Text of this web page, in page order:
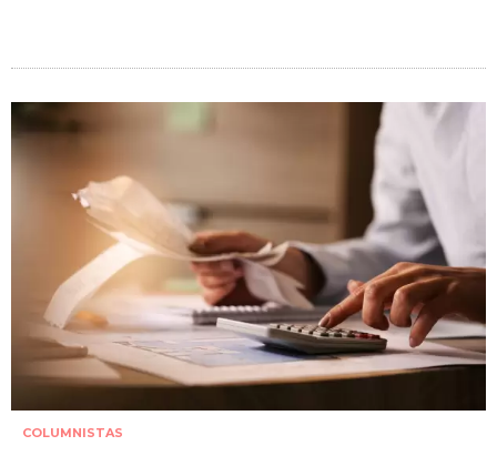
COLUMNISTAS